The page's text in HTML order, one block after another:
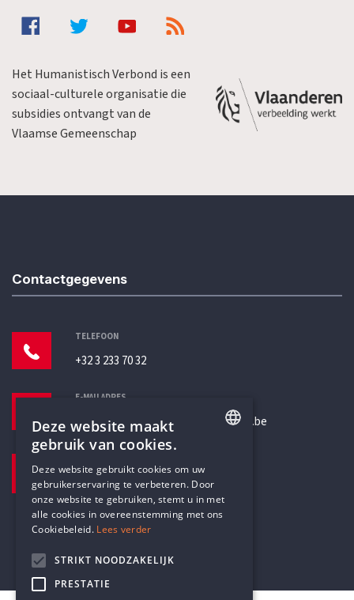
Het Humanistisch Verbond is een
sociaal-culturele organisatie die
subsidies ontvangt van de
Vlaamse Gemeenschap
Contactgegevens
TELEFOON
+32 3 233 70 32
E-MAILADRES
secretariaat@humanistischverbond.be
Pottenbrug 4
Antwerpen, 2000
DUTCH
Deze website maakt
gebruik van cookies.
Deze website gebruikt cookies om uw
gebruikerservaring te verbeteren. Door
onze website te gebruiken, stemt u in met
alle cookies in overeenstemming met ons
Cookiebeleid. Lees verder
STRIKT NOODZAKELIJK
PRESTATIE